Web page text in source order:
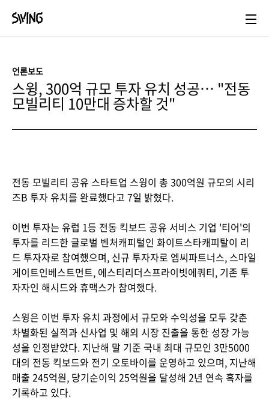
언론보도
스윙, 300억 규모 투자 유치 성공… "전동
모빌리티 10만대 증차할 것"
전동 모빌리티 공유 스타트업 스윙이 총 300억원 규모의 시리
즈B 투자 유치를 완료했다고 7일 밝혔다.
이번 투자는 유럽 1등 전동 킥보드 공유 서비스 기업 '티어'의
투자를 리드한 글로벌 벤처캐피털인 화이트스타캐피탈이 리
드 투자자로 참여했으며, 신규 투자자로 엠씨파트너스, 스마일
게이트인베스트먼트, 에스티리더스프라이빗에쿼티, 기존 투
자자인 해시드와 휴맥스가 참여했다.
스윙은 이번 투자 유치 과정에서 규모와 수익성을 모두 갖춘
차별화된 실적과 신사업 및 해외 시장 진출을 통한 성장 가능
성을 인정받았다. 지난해 말 기준 국내 최대 규모인 3만5000
대의 전동 킥보드와 전기 오토바이를 운영하고 있으며, 지난해
매출 245억원, 당기순이익 25억원을 달성해 2년 연속 흑자를
기록하고 있다.